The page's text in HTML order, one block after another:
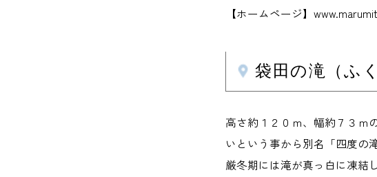
【ホームページ】
袋田の滝（ふ
高さ約１２０ｍ、幅約７３ｍ
いという事から別名「四度の
厳冬期には滝が真っ白に凍結